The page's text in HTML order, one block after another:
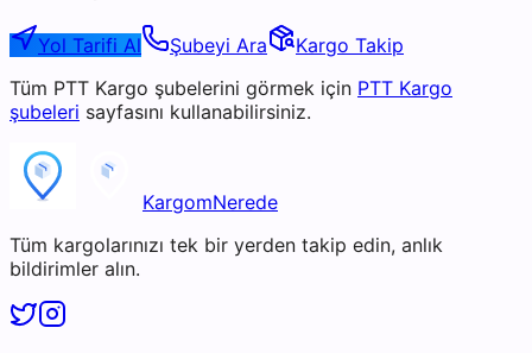
Yol Tarifi Al Şubeyi Ara
Kargo Takip
Tüm PTT Kargo şubelerini görmek için PTT Kargo
şubeleri sayfasını kullanabilirsiniz.
KargomNerede
Tüm kargolarınızı tek bir yerden takip edin, anlık
bildirimler alın.